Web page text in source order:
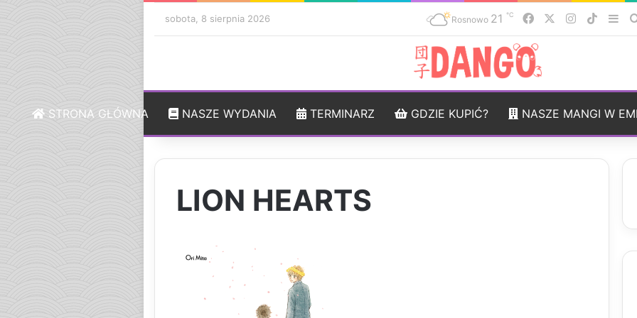
sobota, 8 sierpnia 2026 Rosnowo 21 ℃ Facebook Instagram
TikTok
STRONA GŁÓWNA NASZE WYDANIA TERMINARZ GDZIE KUPIĆ? NASZE MANGI W
LION HEARTS